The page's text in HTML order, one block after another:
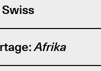
Afrika